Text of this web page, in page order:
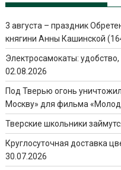
3 августа – праздник
княгини Анны Кашинской
Электросамокаты:
02.08.2026
Под Тверью огонь
Москву» для фильма
Тверские школьники
Круглосуточная доставка
30.07.2026